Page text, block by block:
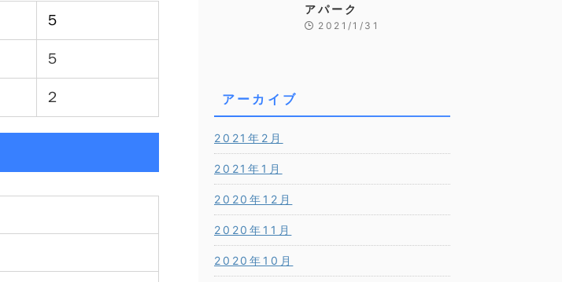
５
５
２
アパーク
2021/1/31
アーカイブ
2021年2月
2021年1月
2020年12月
2020年11月
2020年10月